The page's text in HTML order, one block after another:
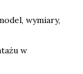
wymiary,
w